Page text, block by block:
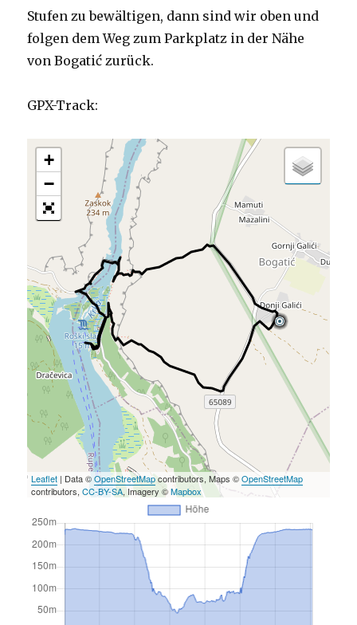
Stufen zu bewältigen, dann sind wir oben und
folgen dem Weg zum Parkplatz in der Nähe
von Bogatić zurück.
GPX-Track:
+
−
Leaflet | Data ©OpenStreetMapcontributors, Maps ©OpenStreetMap
contributors,CC-BY-SA, Imagery ©Mapbox